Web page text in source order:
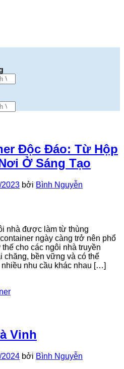
Độc Đáo: Từ Hộp
Ở Sáng Tạo
2023 bởi Bình Nguyễn
nhà được làm từ thùng
ngày càng trở nên phổ
cho các ngôi nhà truyền
chăng, bền vững và có thể
nhu cầu khác nhau […]
Vinh
2024 bởi Bình Nguyễn